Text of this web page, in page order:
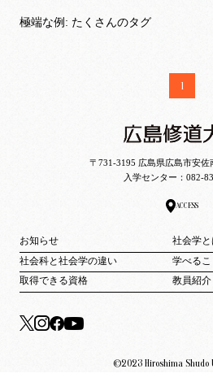
極端な例: たくさんのタグ
1
〒731-3195 広島県広島市安佐
入学センター： 082-
ACCESS
お知らせ
社会学と
社会科と社会学の違い
学べるこ
取得できる資格
教員紹介
©2023 Hiroshima Shudo